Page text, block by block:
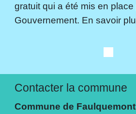
gratuit qui a été mis en place
Gouvernement. En savoir
Contacter la commune
Commune de Faulquemont